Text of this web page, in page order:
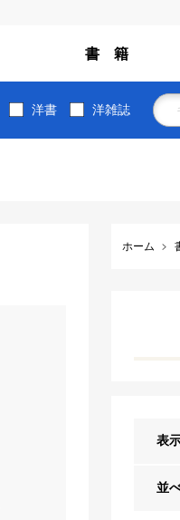
書 籍
洋書 洋雑誌
ホーム
表
並